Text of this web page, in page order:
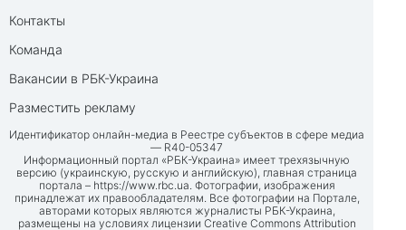
Контакты
Команда
Вакансии в РБК-Украина
Разместить рекламу
Идентификатор онлайн-медиа в Реестре субъектов в сфере медиа
— R40-05347
Информационный портал «РБК-Украина» имеет трехязычную
версию (украинскую, русскую и английскую), главная страница
портала – https://www.rbc.ua. Фотографии, изображения
принадлежат их правообладателям. Все фотографии на Портале,
авторами которых являются журналисты РБК-Украина,
размещены на условиях лицензии Creative Commons Attribution